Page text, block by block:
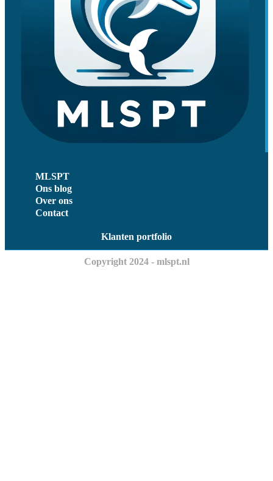
MLSPT
Ons blog
Over ons
Contact
Klanten portfolio
Copyright 2024 - mlspt.nl